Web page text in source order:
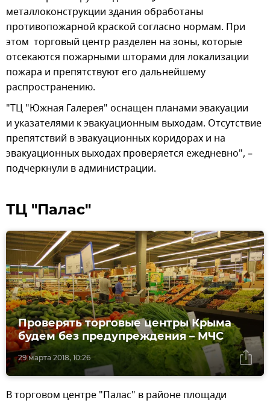
металлоконструкции здания обработаны
противопожарной краской согласно нормам. При
этом торговый центр разделен на зоны, которые
отсекаются пожарными шторами для локализации
пожара и препятствуют его дальнейшему
распространению.
"ТЦ "Южная Галерея" оснащен планами эвакуации
и указателями к эвакуационным выходам. Отсутствие
препятствий в эвакуационных коридорах и на
эвакуационных выходах проверяется ежедневно", –
подчеркнули в администрации.
ТЦ "Палас"
29 марта 2018, 10:26
Проверять торговые центры Крыма
будем без предупреждения – МЧС
В торговом центре "Палас" в районе площади